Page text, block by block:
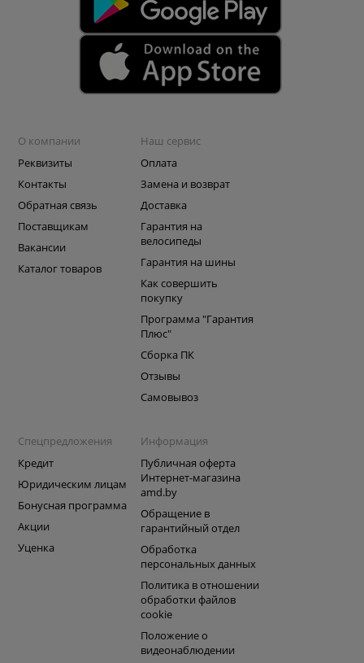
О компании
Реквизиты
Контакты
Обратная связь
Поставщикам
Вакансии
Каталог товаров
Наш сервис
Оплата
Замена и возврат
Доставка
Гарантия на
велосипеды
Гарантия на шины
Как совершить
покупку
Программа "Гарантия
Плюс"
Сборка ПК
Отзывы
Самовывоз
Спецпредложения
Кредит
Юридическим лицам
Бонусная программа
Акции
Уценка
Информация
Публичная оферта
Интернет-магазина
amd.by
Обращение в
гарантийный отдел
Обработка
персональных данных
Политика в отношении
обработки файлов
cookie
Положение о
видеонаблюдении